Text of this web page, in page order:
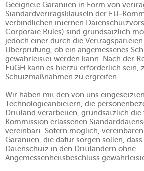
Geeignete Garantien in Form von
Standardvertragsklauseln der EU-
verbindlichen internen
Corporate Rules) sind grundsätzlich
jedoch einer durch die
Überprüfung, ob ein angemessenes
gewährleistet werden kann. Nach der
EuGH kann es hierzu erforderlich sein,
Schutzmaßnahmen zu ergreifen.
Wir haben mit den von uns eingesetzten
Technologieanbietern, die
Drittland verarbeiten, grundsätzlich die
Kommission erlassenen
vereinbart. Sofern möglich,
Garantien, die dafür sorgen sollen,
Datenschutz in den Drittländern ohne
Angemessenheitsbeschluss